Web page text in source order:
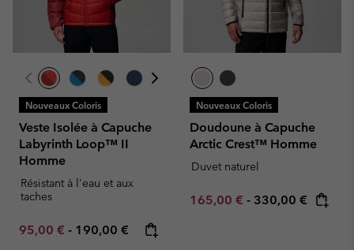
Nouveaux Coloris
Veste Isolée à Capuche
Labyrinth Loop™ II
Homme
Résistant à l'eau et aux
taches
Minimum sale price:
95,00 € - Maximum price:
190,00 €
Nouveaux Coloris
Doudoune à Capuche
Arctic Crest™ Homme
Duvet naturel
Minimum sale price:
165,00 € - Maximum price:
330,00 €